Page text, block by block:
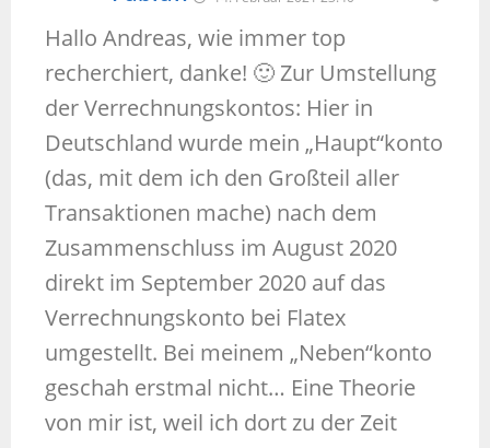
Hallo Andreas, wie immer top
recherchiert, danke! 🙂 Zur Umstellung
der Verrechnungskontos: Hier in
Deutschland wurde mein „Haupt“konto
(das, mit dem ich den Großteil aller
Transaktionen mache) nach dem
Zusammenschluss im August 2020
direkt im September 2020 auf das
Verrechnungskonto bei Flatex
umgestellt. Bei meinem „Neben“konto
geschah erstmal nicht… Eine Theorie
von mir ist, weil ich dort zu der Zeit